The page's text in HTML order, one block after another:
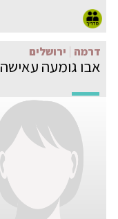
דרמה ירושלים
אבו גומעה עאישה